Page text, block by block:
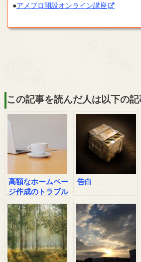
●アメブロ開設オンライン講座
この記事を読んだ人は以下の
高額なホームペー
ジ作成のトラブル
告白